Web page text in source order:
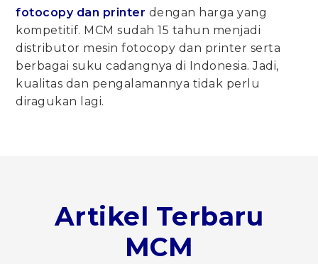
fotocopy dan printer dengan harga yang
kompetitif. MCM sudah 15 tahun menjadi
distributor mesin fotocopy dan printer serta
berbagai suku cadangnya di Indonesia. Jadi,
kualitas dan pengalamannya tidak perlu
diragukan lagi.
Artikel Terbaru
MCM